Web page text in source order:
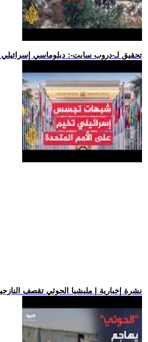
.. تحقيق لـ-دروب سايت-: دبلوماسي
.. نشرة إخبارية | مليشيا الحوثي تقصف